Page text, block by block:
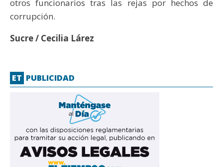
otros funcionarios tras las rejas por hechos de
corrupción.
Sucre / Cecilia Lárez
ET PUBLICIDAD